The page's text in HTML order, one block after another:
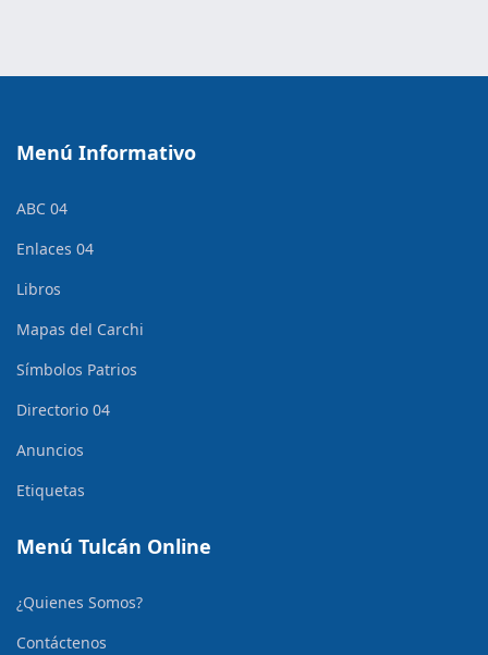
Menú Informativo
ABC 04
Enlaces 04
Libros
Mapas del Carchi
Símbolos Patrios
Directorio 04
Anuncios
Etiquetas
Menú Tulcán Online
¿Quienes Somos?
Contáctenos